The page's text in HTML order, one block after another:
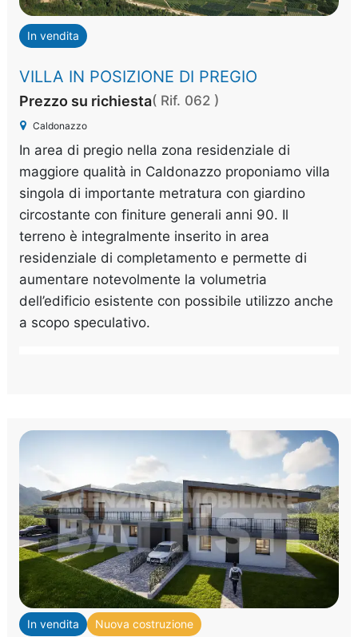
In vendita
VILLA IN POSIZIONE DI PREGIO
Prezzo su richiesta( Rif. 062 )
Caldonazzo
In area di pregio nella zona residenziale di
maggiore qualità in Caldonazzo proponiamo villa
singola di importante metratura con giardino
circostante con finiture generali anni 90. Il
terreno è integralmente inserito in area
residenziale di completamento e permette di
aumentare notevolmente la volumetria
dell’edificio esistente con possibile utilizzo anche
a scopo speculativo.
In vendita Nuova costruzione